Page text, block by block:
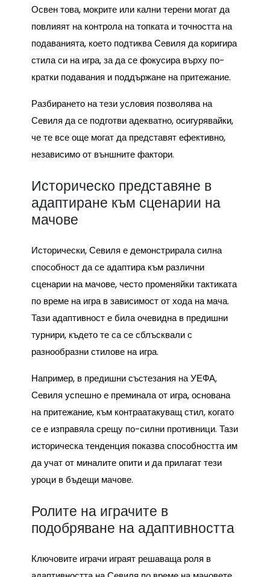
Освен това, мокрите или кални терени могат да
повлияят на контрола на топката и точността на
подаванията, което подтиква Севиля да коригира
стила си на игра, за да се фокусира върху по-
кратки подавания и поддържане на притежание.
Разбирането на тези условия позволява на
Севиля да се подготви адекватно, осигурявайки,
че те все още могат да представят ефективно,
независимо от външните фактори.
Историческо представяне в
адаптиране към сценарии на
мачове
Исторически, Севиля е демонстрирала силна
способност да се адаптира към различни
сценарии на мачове, често променяйки тактиката
по време на игра в зависимост от хода на мача.
Тази адаптивност е била очевидна в предишни
турнири, където те са се сблъсквали с
разнообразни стилове на игра.
Например, в предишни състезания на УЕФА,
Севиля успешно е преминала от игра, основана
на притежание, към контраатакуващ стил, когато
се е изправяла срещу по-силни противници. Тази
историческа тенденция показва способността им
да учат от миналите опити и да прилагат тези
уроци в бъдещи мачове.
Ролите на играчите в
подобряване на адаптивността
Ключовите играчи играят решаваща роля в